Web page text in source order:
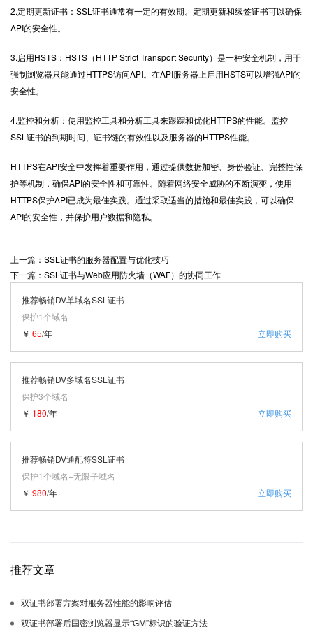
2.定期更新证书：SSL证书通常有一定的有效期。定期更新和续签证书可以确保
API的安全性。
3.启用HSTS：HSTS（HTTP Strict Transport Security）是一种安全机制，用于
强制浏览器只能通过HTTPS访问API。在API服务器上启用HSTS可以增强API的
安全性。
4.监控和分析：使用监控工具和分析工具来跟踪和优化HTTPS的性能。监控
SSL证书的到期时间、证书链的有效性以及服务器的HTTPS性能。
HTTPS在API安全中发挥着重要作用，通过提供数据加密、身份验证、完整性保
护等机制，确保API的安全性和可靠性。随着网络安全威胁的不断演变，使用
HTTPS保护API已成为最佳实践。通过采取适当的措施和最佳实践，可以确保
API的安全性，并保护用户数据和隐私。
上一篇：SSL证书的服务器配置与优化技巧
下一篇：SSL证书与Web应用防火墙（WAF）的协同工作
推荐畅销DV单域名SSL证书
保护1个域名
立即购买
￥ 65/年
推荐畅销DV多域名SSL证书
保护3个域名
立即购买
￥ 180/年
推荐畅销DV通配符SSL证书
保护1个域名+无限子域名
立即购买
￥ 980/年
推荐文章
双证书部署方案对服务器性能的影响评估
双证书部署后国密浏览器显示“GM”标识的验证方法